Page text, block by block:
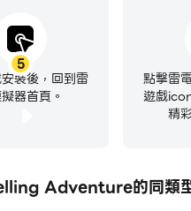
5
裝後，回到雷
器首頁。
點擊雷
遊戲
精
Adventure的同類